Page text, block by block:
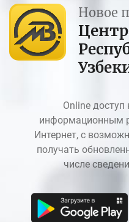
Новое
Online
информационным
Интернет, с
получать
числе